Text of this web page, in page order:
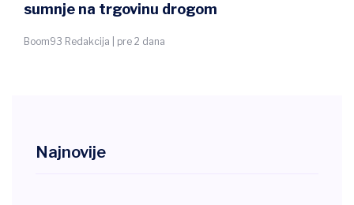
sumnje na trgovinu drogom
Boom93 Redakcija | pre 2 dana
Najnovije